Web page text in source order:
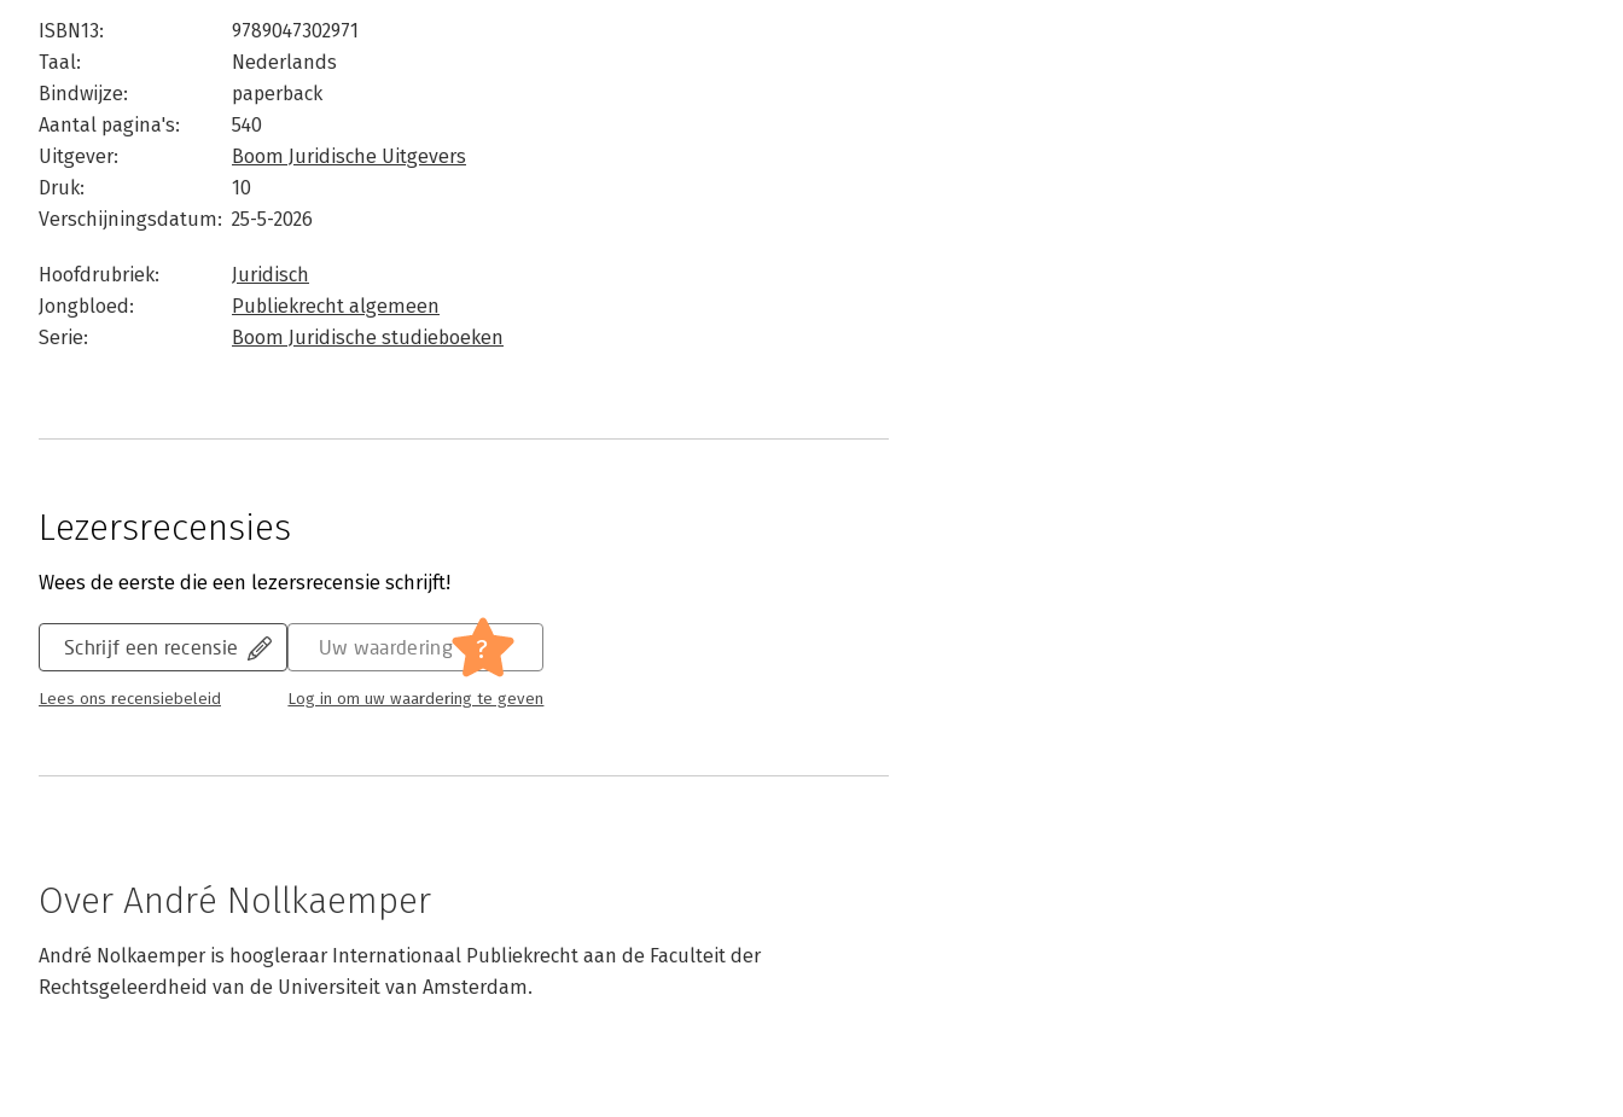
ISBN13:
9789047302971
Taal:
Nederlands
Bindwijze:
paperback
Aantal pagina's:
540
Uitgever:
Boom Juridische Uitgevers
Druk:
10
Verschijningsdatum: 25-5-2026
Hoofdrubriek:
Juridisch
Jongbloed:
Publiekrecht algemeen
Serie:
Boom Juridische studieboeken
Lezersrecensies
Wees de eerste die een lezersrecensie schrijft!
Schrijf een recensie
Lees ons recensiebeleid
Uw waardering ?
Log in om uw waardering te geven
Over André Nollkaemper
André Nolkaemper is hoogleraar Internationaal Publiekrecht aan de Faculteit der
Rechtsgeleerdheid van de Universiteit van Amsterdam.